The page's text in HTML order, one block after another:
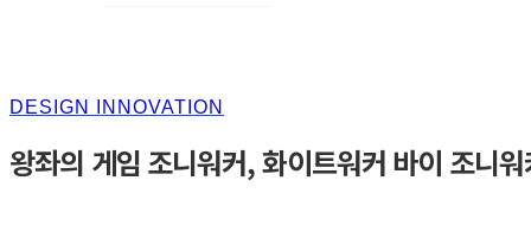
DESIGN INNOVATION
왕좌의 게임 조니워커, 화이트워커 바이 조니